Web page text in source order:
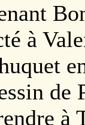
à
de
à